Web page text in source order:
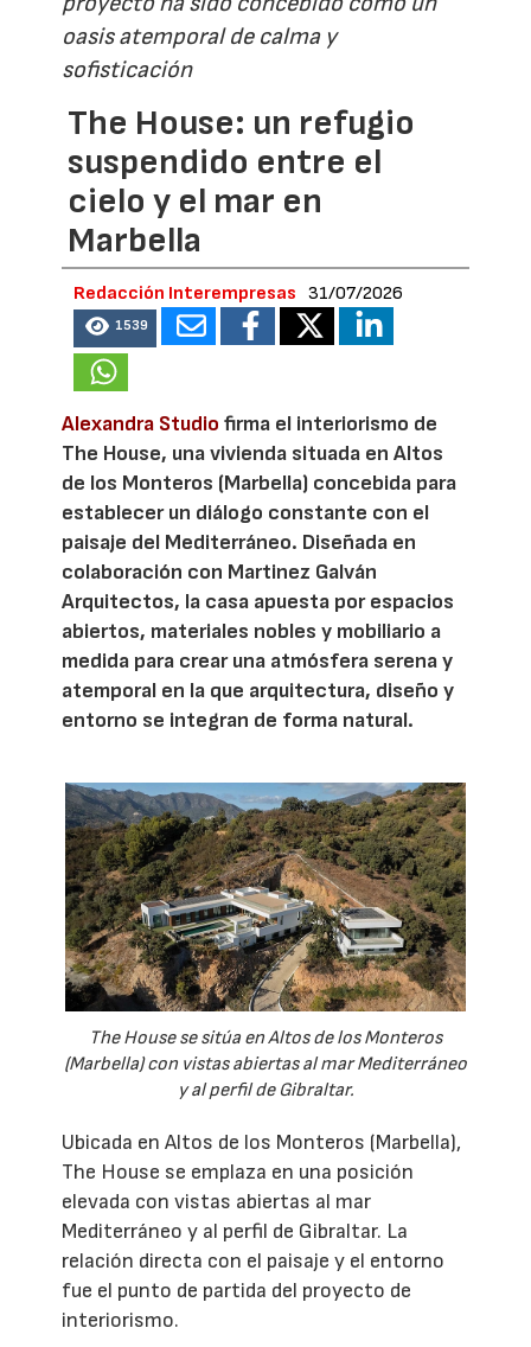
oasis atemporal de calma y
sofisticación
The House: un refugio
suspendido entre el
cielo y el mar en
Marbella
Redacción Interempresas 31/07/2026
1539
Alexandra Studio firma el interiorismo de
The House, una vivienda situada en Altos
de los Monteros (Marbella) concebida para
establecer un diálogo constante con el
paisaje del Mediterráneo. Diseñada en
colaboración con Martinez Galván
Arquitectos, la casa apuesta por espacios
abiertos, materiales nobles y mobiliario a
medida para crear una atmósfera serena y
atemporal en la que arquitectura, diseño y
entorno se integran de forma natural.
The House se sitúa en Altos de los Monteros
(Marbella) con vistas abiertas al mar Mediterráneo
y al perfil de Gibraltar.
Ubicada en Altos de los Monteros (Marbella),
The House se emplaza en una posición
elevada con vistas abiertas al mar
Mediterráneo y al perfil de Gibraltar. La
relación directa con el paisaje y el entorno
fue el punto de partida del proyecto de
interiorismo.